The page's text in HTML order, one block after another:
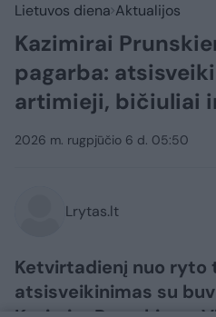
Lietuvos diena Aktualijos
Kazimirai
pagarba:
artimieji, bičiuliai
2026 m. rugpjūčio 6 d. 05:50
Lrytas.lt
Ketvirtadienį nuo ryto
atsisveikinimas su